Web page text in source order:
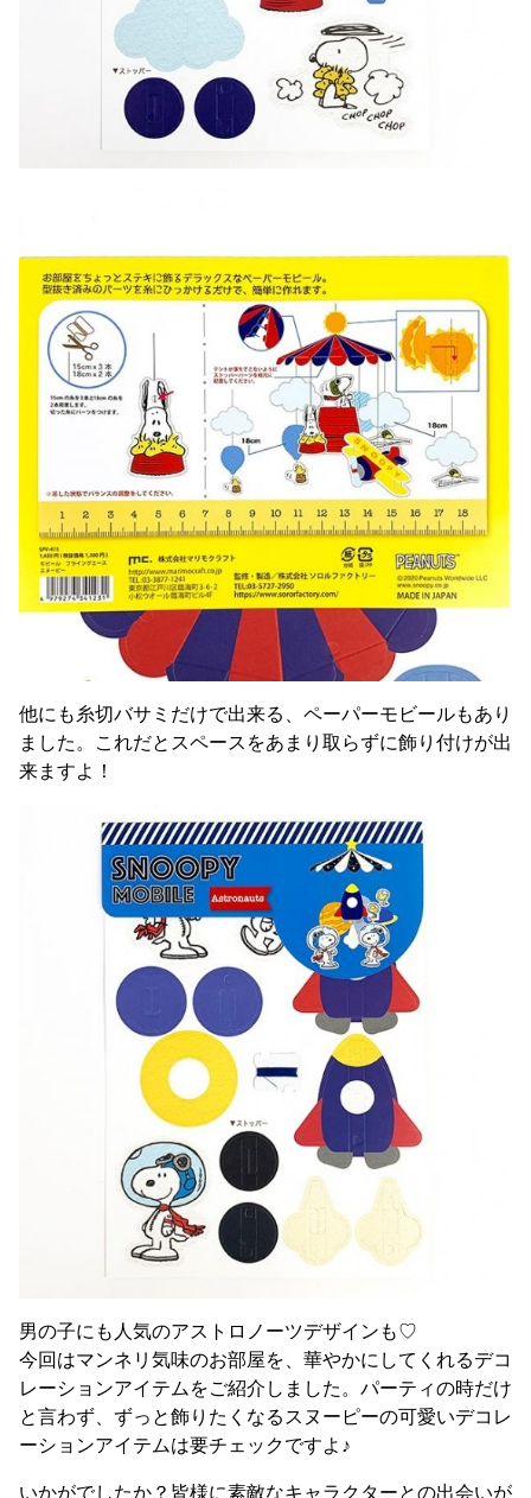
他にも糸切バサミだけで出来る、ペーパーモビールもあり
ました。これだとスペースをあまり取らずに飾り付けが出
来ますよ！
男の子にも人気のアストロノーツデザインも♡
今回はマンネリ気味のお部屋を、華やかにしてくれるデコ
レーションアイテムをご紹介しました。パーティの時だけ
と言わず、ずっと飾りたくなるスヌーピーの可愛いデコレ
ーションアイテムは要チェックですよ♪
いかがでしたか？皆様に素敵なキャラクターとの出会いが